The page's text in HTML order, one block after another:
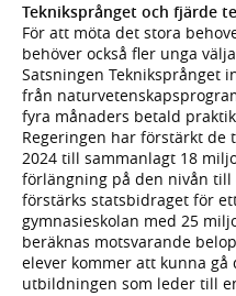
Tekniksprånget och fjärde
För att möta det stora
behöver också fler unga
Satsningen Tekniksprånget
från
fyra månaders betald
Regeringen har förstärkt de
2024 till sammanlagt 18
förlängning på den nivån till
förstärks statsbidraget för
gymnasieskolan med 25
beräknas motsvarande
elever kommer att kunna
utbildningen som leder till